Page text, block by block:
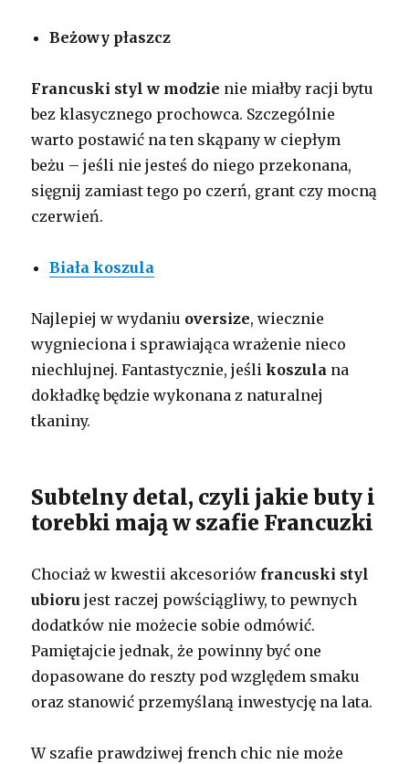
Beżowy płaszcz
Francuski styl w modzie nie miałby racji bytu
bez klasycznego prochowca. Szczególnie
warto postawić na ten skąpany w ciepłym
beżu – jeśli nie jesteś do niego przekonana,
sięgnij zamiast tego po czerń, grant czy mocną
czerwień.
Biała koszula
Najlepiej w wydaniu oversize, wiecznie
wygnieciona i sprawiająca wrażenie nieco
niechlujnej. Fantastycznie, jeślikoszula na
dokładkę będzie wykonana z naturalnej
tkaniny.
Subtelny detal, czyli jakie buty i
torebki mają w szafie Francuzki
Chociaż w kwestii akcesoriów francuski styl
ubioru jest raczej powściągliwy, to pewnych
dodatków nie możecie sobie odmówić.
Pamiętajcie jednak, że powinny być one
dopasowane do reszty pod względem smaku
oraz stanowić przemyślaną inwestycję na lata.
W szafie prawdziwej french chic nie może